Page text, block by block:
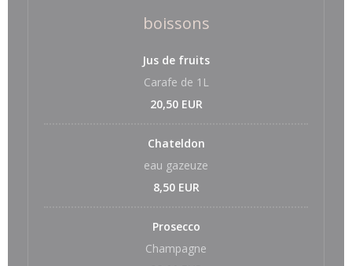
boissons
Jus de fruits
Carafe de 1L
20,50 EUR
Chateldon
eau gazeuze
8,50 EUR
Prosecco
Champagne